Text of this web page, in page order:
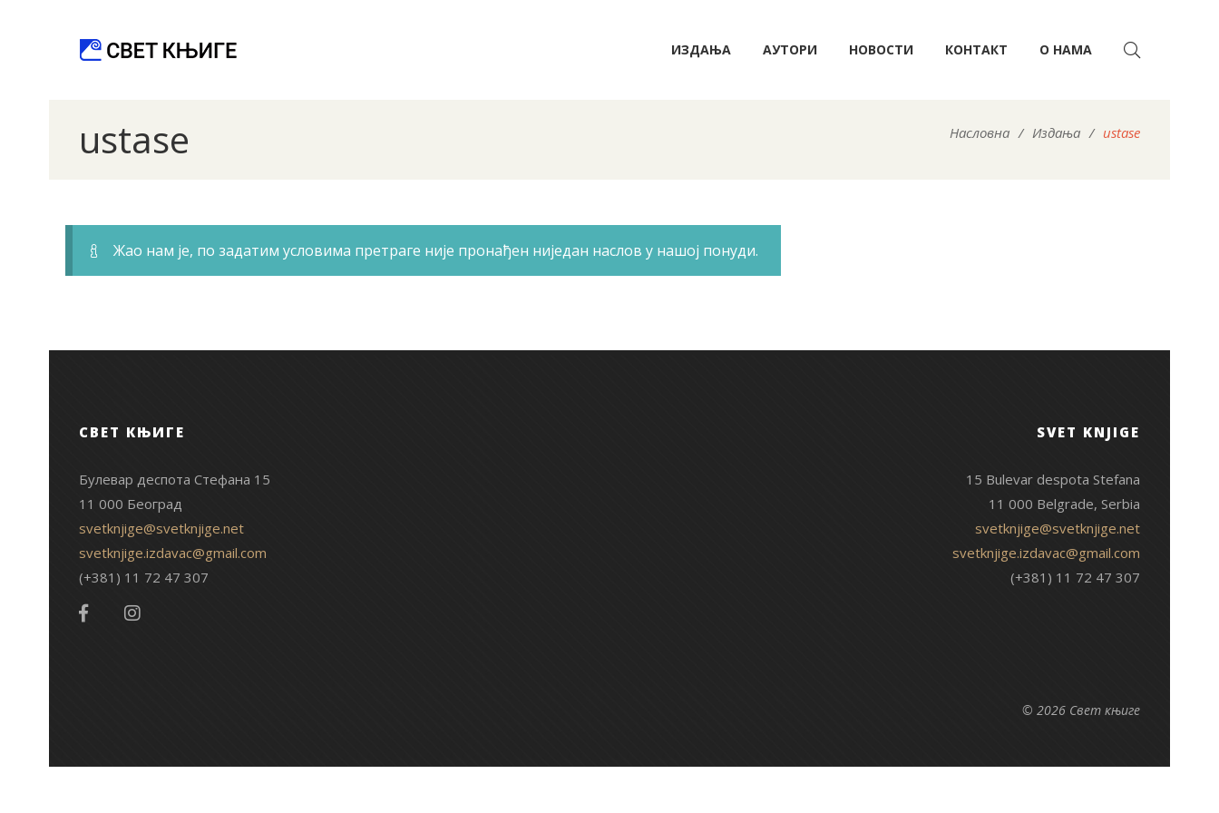
ИЗДАЊА АУТОРИ НОВОСТИ КОНТАКТ О НАМА
ustase Насловна / Издања / ustase
Жао нам је, по задатим условима претраге није пронађен ниједан наслов у нашој понуди.
СВЕТ КЊИГЕ
Булевар деспота Стефана 15
11 000 Београд
svetknjige@svetknjige.net
svetknjige.izdavac@gmail.com
(+381) 11 72 47 307
SVET KNJIGE
15 Bulevar despota Stefana
11 000 Belgrade, Serbia
svetknjige@svetknjige.net
svetknjige.izdavac@gmail.com
(+381) 11 72 47 307
© 2026 Свет књиге